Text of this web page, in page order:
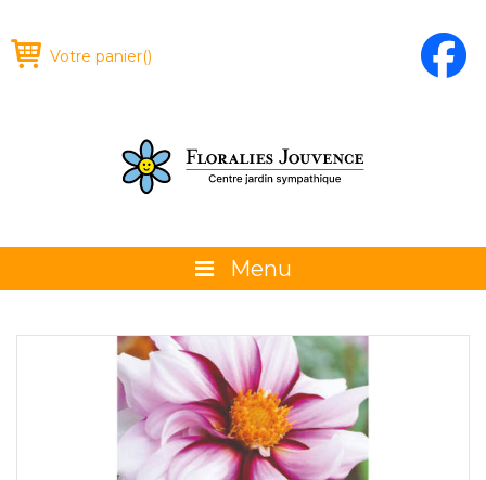
Votre panier()
Menu
La boutique
Promotions et évènements
Conseils